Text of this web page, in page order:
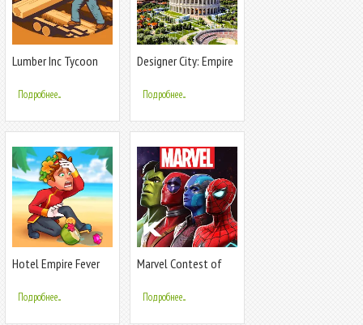
Lumber Inc Tycoon
Подробнее...
Designer City: Empire
Подробнее...
Hotel Empire Fever
Подробнее...
Marvel Contest of
Подробнее...